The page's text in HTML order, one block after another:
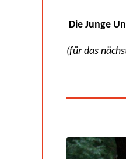
Die Junge
(für das